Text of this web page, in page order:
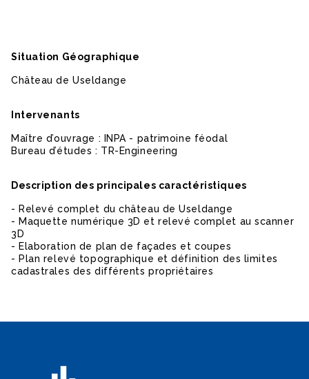
Situation Géographique
Château de Useldange
Intervenants
Maître d’ouvrage : INPA - patrimoine féodal
Bureau d’études : TR-Engineering
Description des principales caractéristiques
- Relevé complet du château de Useldange
- Maquette numérique 3D et relevé complet au scanner
3D
- Elaboration de plan de façades et coupes
- Plan relevé topographique et définition des limites
cadastrales des différents propriétaires